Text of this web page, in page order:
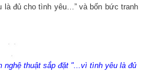
đủ cho tình yêu…” và bốn bức tranh
nghệ thuật sắp đặt "...vì tình yêu là đủ